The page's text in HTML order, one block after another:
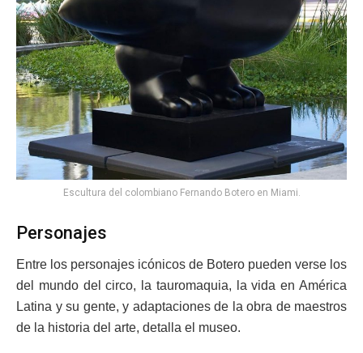
Escultura del colombiano Fernando Botero en Miami.
Personajes
Entre los personajes icónicos de Botero pueden verse los
del mundo del circo, la tauromaquia, la vida en América
Latina y su gente, y adaptaciones de la obra de maestros
de la historia del arte, detalla el museo.